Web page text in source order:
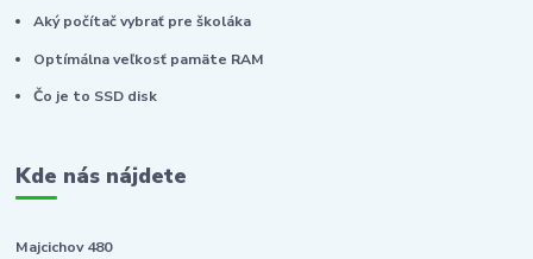
Aký počítač vybrať pre školáka
Optímálna veľkosť pamäte RAM
Čo je to SSD disk
Kde nás nájdete
Majcichov 480